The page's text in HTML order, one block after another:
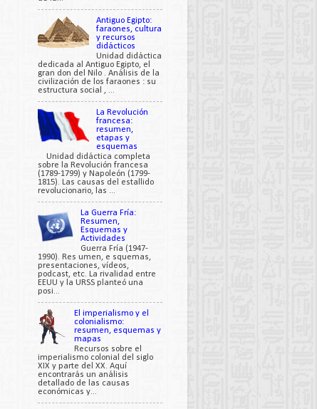
Antiguo Egipto:
faraones, cultura
y recursos
didácticos
Unidad didáctica
dedicada al Antiguo Egipto, el
gran don del Nilo . Análisis de la
civilización de los faraones : su
estructura social , ...
La Revolución
francesa:
resumen,
etapas y
esquemas
Unidad didáctica completa
sobre la Revolución francesa
(1789-1799) y Napoleón (1799-
1815). Las causas del estallido
revolucionario, las ...
La Guerra Fría:
Resumen,
Esquemas y
Actividades
Guerra Fría (1947-
1990). Res umen, e squemas,
presentaciones, vídeos,
podcast, etc. La rivalidad entre
EEUU y la URSS planteó una
posi...
El imperialismo y el
colonialismo:
resumen, esquemas y
mapas
Recursos sobre el
imperialismo colonial del siglo
XIX y parte del XX. Aquí
encontrarás un análisis
detallado de las causas
económicas y...